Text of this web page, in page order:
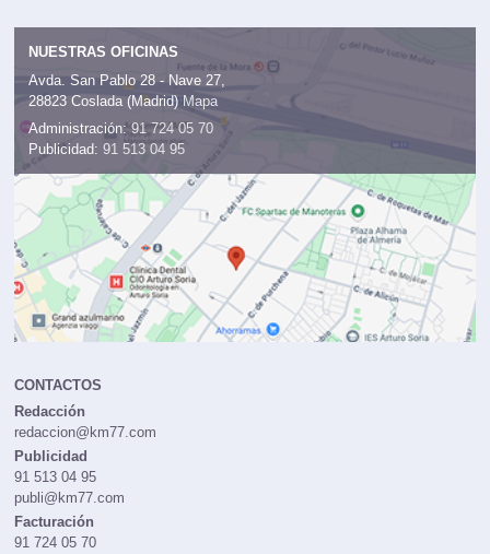
NUESTRAS OFICINAS
Avda. San Pablo 28 - Nave 27,
28823 Coslada (Madrid) Mapa
Administración: 91 724 05 70
Publicidad: 91 513 04 95
CONTACTOS
Redacción
redaccion@km77.com
Publicidad
91 513 04 95
publi@km77.com
Facturación
91 724 05 70